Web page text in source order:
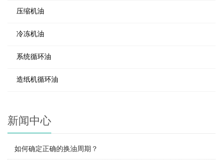
压缩机油
冷冻机油
系统循环油
造纸机循环油
新闻中心
如何确定正确的换油周期？